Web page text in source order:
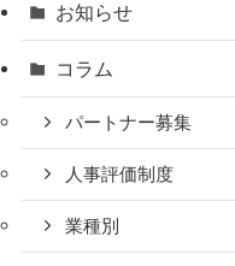
お知らせ
コラム
パートナー募集
人事評価制度
業種別